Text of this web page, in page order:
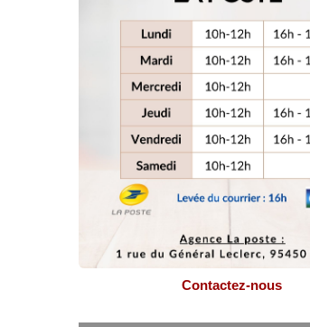
Contactez-nous